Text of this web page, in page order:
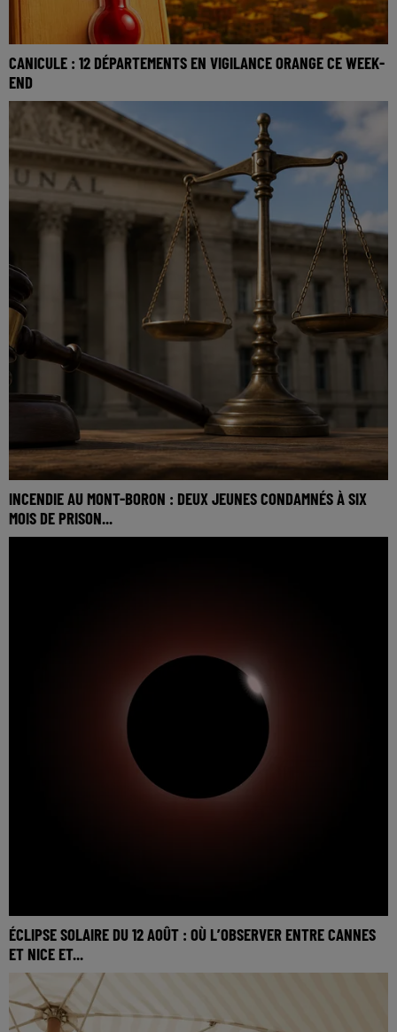
CANICULE : 12 DÉPARTEMENTS EN VIGILANCE ORANGE CE WEEK-
END
INCENDIE AU MONT-BORON : DEUX JEUNES CONDAMNÉS À SIX
MOIS DE PRISON...
ÉCLIPSE SOLAIRE DU 12 AOÛT : OÙ L’OBSERVER ENTRE CANNES
ET NICE ET...